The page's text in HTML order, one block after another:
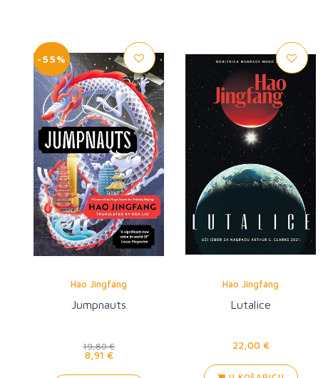
-55%
Hao Jingfang
Jumpnauts
19,80 €
8,91 €
Hao Jingfang
Lutalice
22,00 €